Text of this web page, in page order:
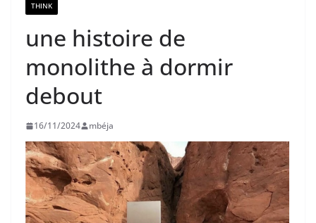
THINK
une histoire de
monolithe à dormir
debout
16/11/2024 mbéja